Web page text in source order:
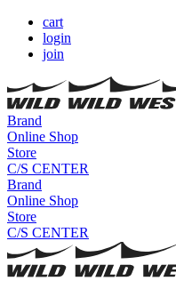
cart
login
join
Brand
Online Shop
Store
C/S CENTER
Brand
Online Shop
Store
C/S CENTER